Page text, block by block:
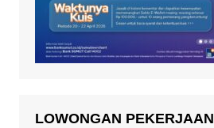
LOWONGAN PEKERJAAN